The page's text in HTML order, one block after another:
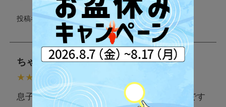
投稿者： ぽんた投稿日時：2024/05/30 15:26:34
ちゃんとグレープフルーツ
息子がビーレジェンド好きなのでよく買うのです